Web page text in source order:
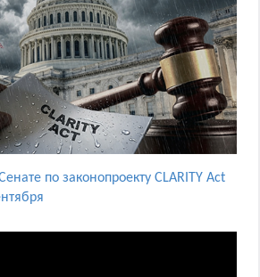
по законопроекту CLARITY Act